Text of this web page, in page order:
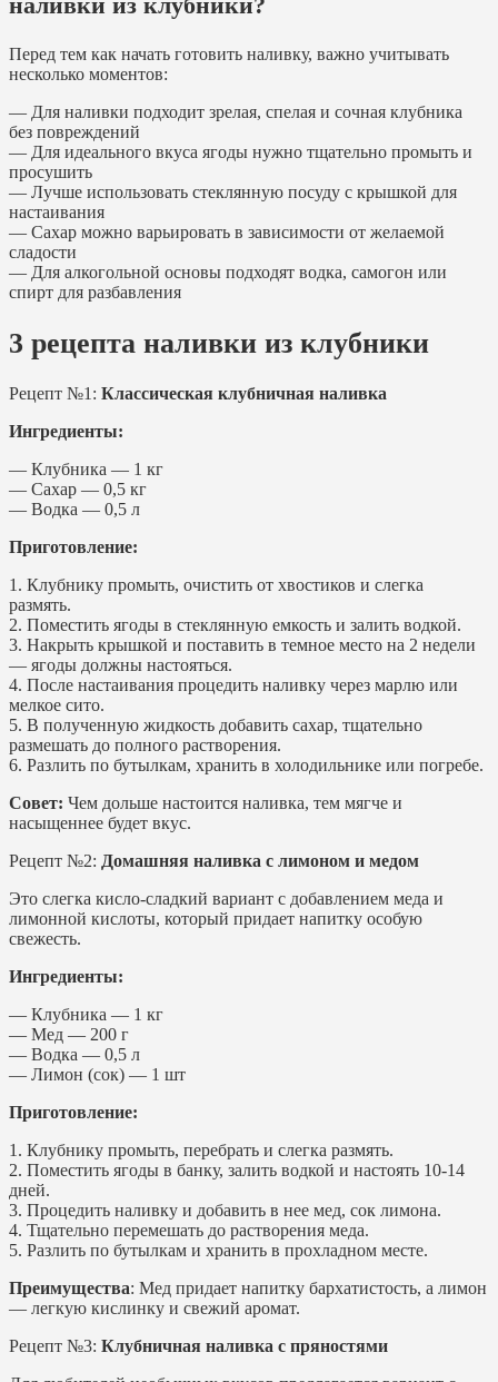
Перед тем как начать готовить наливку, важно учитывать
несколько моментов:
— Для наливки подходит зрелая, спелая и сочная клубника
без повреждений
— Для идеального вкуса ягоды нужно тщательно промыть и
просушить
— Лучше использовать стеклянную посуду с крышкой для
настаивания
— Сахар можно варьировать в зависимости от желаемой
сладости
— Для алкогольной основы подходят водка, самогон или
спирт для разбавления
3 рецепта наливки из клубники
Рецепт №1: Классическая клубничная наливка
Ингредиенты:
— Клубника — 1 кг
— Сахар — 0,5 кг
— Водка — 0,5 л
Приготовление:
1. Клубнику промыть, очистить от хвостиков и слегка
размять.
2. Поместить ягоды в стеклянную емкость и залить водкой.
3. Накрыть крышкой и поставить в темное место на 2 недели
— ягоды должны настояться.
4. После настаивания процедить наливку через марлю или
мелкое сито.
5. В полученную жидкость добавить сахар, тщательно
размешать до полного растворения.
6. Разлить по бутылкам, хранить в холодильнике или погребе.
Совет: Чем дольше настоится наливка, тем мягче и
насыщеннее будет вкус.
Рецепт №2: Домашняя наливка с лимоном и медом
Это слегка кисло-сладкий вариант с добавлением меда и
лимонной кислоты, который придает напитку особую
свежесть.
Ингредиенты:
— Клубника — 1 кг
— Мед — 200 г
— Водка — 0,5 л
— Лимон (сок) — 1 шт
Приготовление:
1. Клубнику промыть, перебрать и слегка размять.
2. Поместить ягоды в банку, залить водкой и настоять 10-14
дней.
3. Процедить наливку и добавить в нее мед, сок лимона.
4. Тщательно перемешать до растворения меда.
5. Разлить по бутылкам и хранить в прохладном месте.
Преимущества: Мед придает напитку бархатистость, а лимон
— легкую кислинку и свежий аромат.
Рецепт №3: Клубничная наливка с пряностями